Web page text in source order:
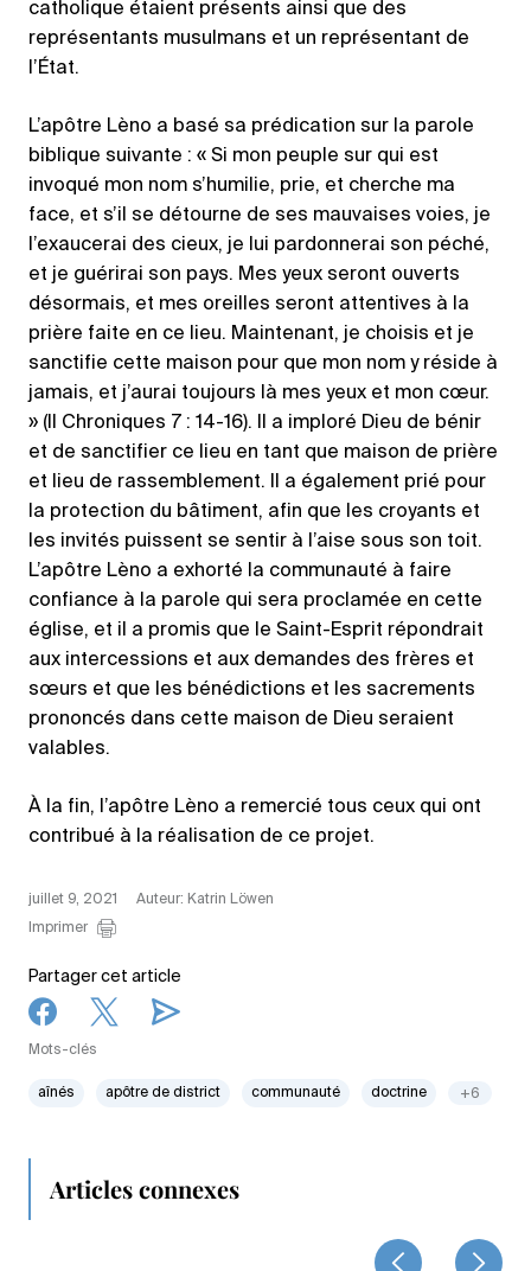
catholique étaient présents ainsi que des
représentants musulmans et un représentant de
l’État.
L’apôtre Lèno a basé sa prédication sur la parole
biblique suivante : « Si mon peuple sur qui est
invoqué mon nom s’humilie, prie, et cherche ma
face, et s’il se détourne de ses mauvaises voies, je
l’exaucerai des cieux, je lui pardonnerai son péché,
et je guérirai son pays. Mes yeux seront ouverts
désormais, et mes oreilles seront attentives à la
prière faite en ce lieu. Maintenant, je choisis et je
sanctifie cette maison pour que mon nom y réside à
jamais, et j’aurai toujours là mes yeux et mon cœur.
» (II Chroniques 7 : 14-16). Il a imploré Dieu de bénir
et de sanctifier ce lieu en tant que maison de prière
et lieu de rassemblement. Il a également prié pour
la protection du bâtiment, afin que les croyants et
les invités puissent se sentir à l’aise sous son toit.
L’apôtre Lèno a exhorté la communauté à faire
confiance à la parole qui sera proclamée en cette
église, et il a promis que le Saint-Esprit répondrait
aux intercessions et aux demandes des frères et
sœurs et que les bénédictions et les sacrements
prononcés dans cette maison de Dieu seraient
valables.
À la fin, l’apôtre Lèno a remercié tous ceux qui ont
contribué à la réalisation de ce projet.
juillet 9, 2021
Auteur: Katrin Löwen
Imprimer
Partager cet article
Mots-clés
aînés apôtre de district communauté doctrine +6
Articles connexes